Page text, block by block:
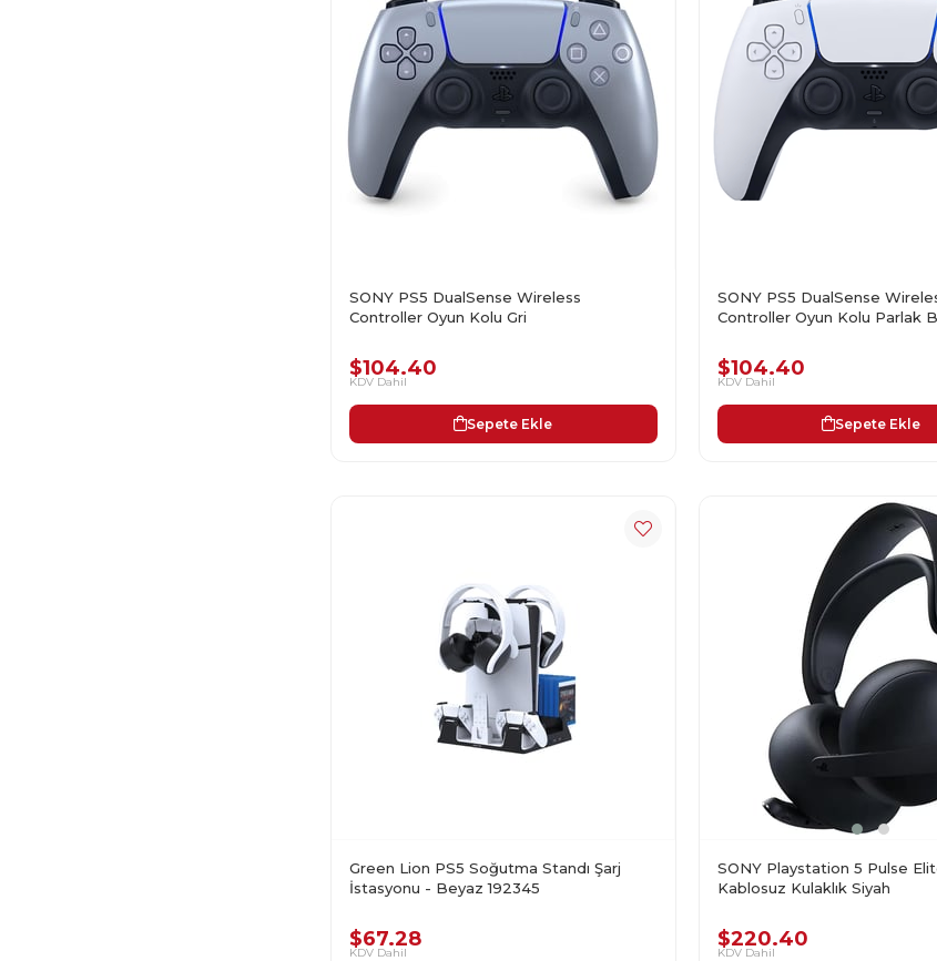
SONY PS5 DualSense Wireless
Controller Oyun Kolu Gri
$104.40
KDV Dahil
Sepete Ekle
SONY PS5 DualSense
Controller Oyun Kolu Parlak
$104.40
KDV Dahil
Sepete Ekle
Green Lion PS5 Soğutma Standı Şarj
İstasyonu - Beyaz 192345
$67.28
KDV Dahil
SONY Playstation 5 Pulse
Kablosuz Kulaklık Siyah
$220.40
KDV Dahil